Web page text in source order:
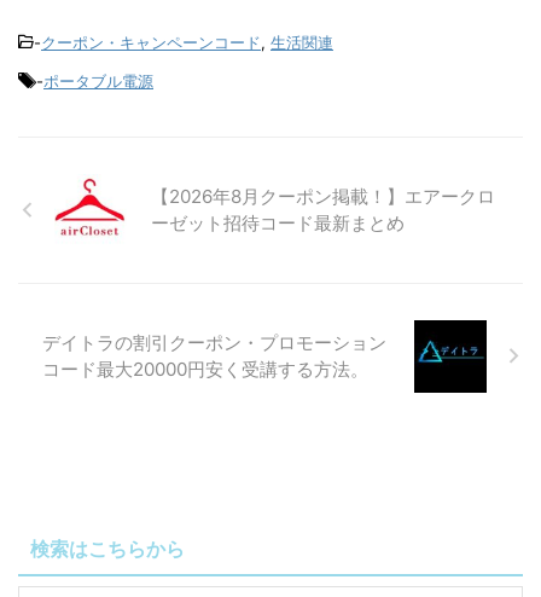
-クーポン・キャンペーンコード, 生活関連
-ポータブル電源
【2026年8月クーポン掲載！】エアークロ
ーゼット招待コード最新まとめ
デイトラの割引クーポン・プロモーション
コード最大20000円安く受講する方法。
検索はこちらから